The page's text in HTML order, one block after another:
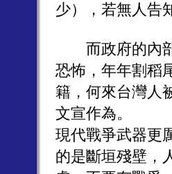
少），若無人告
而政府的內部
恐怖，年年割稻
籍，何來台灣人
文宣作為。
現代戰爭武器更
的是斷垣殘壁，